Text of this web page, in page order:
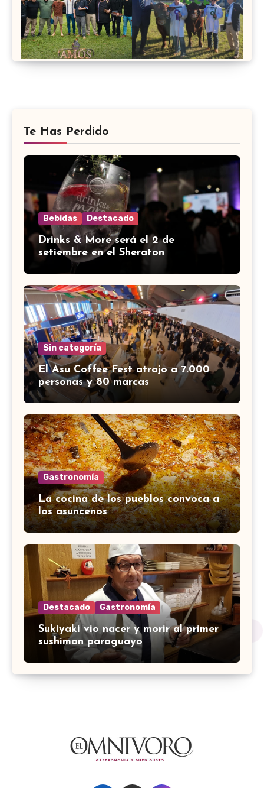
Te Has Perdido
Bebidas Destacado
Drinks & More será el 2 de
setiembre en el Sheraton
Sin categoría
El Asu Coffee Fest atrajo a 7.000
personas y 80 marcas
Gastronomía
La cocina de los pueblos convoca a
los asuncenos
Destacado Gastronomía
Sukiyaki vio nacer y morir al primer
sushiman paraguayo